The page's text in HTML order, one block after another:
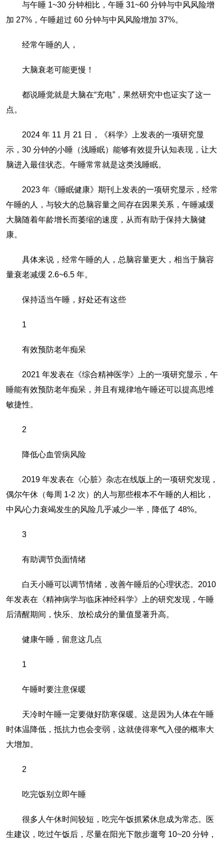
与午睡 1~30 分钟相比，午睡 31~60 分钟与中风风险增
加 27%，午睡超过 60 分钟与中风风险增加 37%。
经常午睡的人，
大脑衰老可能更慢！
都说睡觉就是大脑在“充电”，果然研究中也证实了这一
点。
2024 年 11 月 21 日，《科学》上发表的一项研究显
示，30 分钟的小睡（浅睡眠）能够有效提升认知表现，让大
脑进入最佳状态。午睡常常就是这类浅睡眠。
2023 年《睡眠健康》期刊上发表的一项研究显示，经常
午睡的人，与较大的总脑容量之间存在因果关系，午睡减缓
大脑随着年龄增长而萎缩的速度，从而有助于保持大脑健
康。
具体来说，经常午睡的人，总脑容量更大，相当于脑容
量衰老减缓 2.6~6.5 年。
保持适当午睡，好处还有这些
1
有效预防老年痴呆
2021 年发表在《综合精神医学》上的一项研究显示，午
睡能有效预防老年痴呆，并且有规律地午睡还可以提高思维
敏捷性。
2
降低心血管病风险
2019 年发表在《心脏》杂志在线版上的一项研究发现，
偶尔午休（每周 1-2 次）的人与那些根本不午睡的人相比，
中风/心力衰竭发生的风险几乎减少一半，降低了 48%。
3
有助调节负面情绪
白天小睡可以调节情绪，改善午睡后的心理状态。2010
年发表在《精神病学与临床神经科学》上的研究发现，午睡
后清醒期间，快乐、放松成分的量值显著升高。
健康午睡，留意这几点
1
午睡时要注意保暖
天冷时午睡一定要做好防寒保暖。这是因为人体在午睡
时体温降低，抵抗力也会变弱，这就使得寒气入侵的概率大
大增加。
2
吃完饭别立即午睡
很多人午休时间较短，吃完午饭抓紧休息成为常态。医
生建议，吃过午饭后，尽量在阳光下散步遛弯 10~20 分钟，